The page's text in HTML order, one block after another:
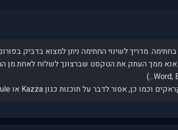
אנא ממך העתק את הטקסט שברצונך לשלוח לאחת מן